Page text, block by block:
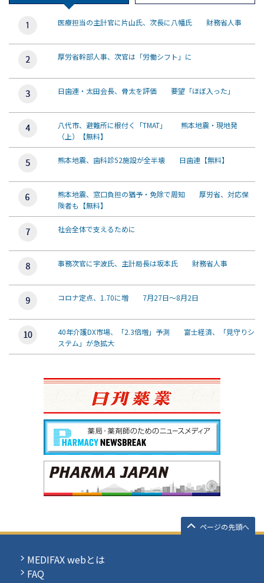
医療担当の主計官に片山氏、次長に八幡氏 財務省人事
厚労省幹部人事、次官は「労働シフト」に
日歯連・太田会長、骨太を評価 要望「ほぼ入った」
八代市、避難所に根付く「TMAT」 熊本地震・現地発
（上）【無料】
熊本地震、歯科診52施設が全半壊 日歯連【無料】
熊本地震、窓口負担の猶予・免除で周知 厚労省、対応保
険者も【無料】
社会全体で支えるために
事務次官に宇波氏、主計局長は坂本氏 財務省人事
コロナ定点、1.70に増 7月27日～8月2日
40年介護DX市場、「2.3倍増」予測 富士経済、「見守りシ
ステム」が急拡大
ページの先頭へ
MEDIFAX webとは
FAQ